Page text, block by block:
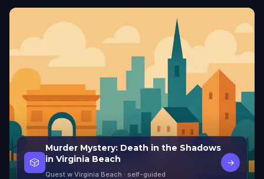
🎲
Murder Mystery: Death in the Shadows
in Virginia Beach
Quest w Virginia Beach · self-guided
→